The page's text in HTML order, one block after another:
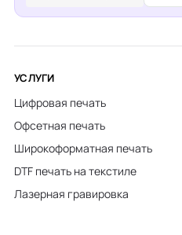
УСЛУГИ
Цифровая печать
Офсетная печать
Широкоформатная печать
DTF печать на текстиле
Лазерная гравировка